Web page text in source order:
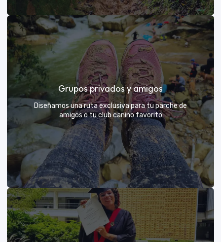
Días de Campo para Empresas
El mejor beneficio para tu equipo: compartir con sus
exploradores y fortalecer lazos rodeados de
naturaleza
VER MÁS
Grupos privados y amigos
Diseñamos una ruta exclusiva para tu parche de
amigos o tu club canino favorito